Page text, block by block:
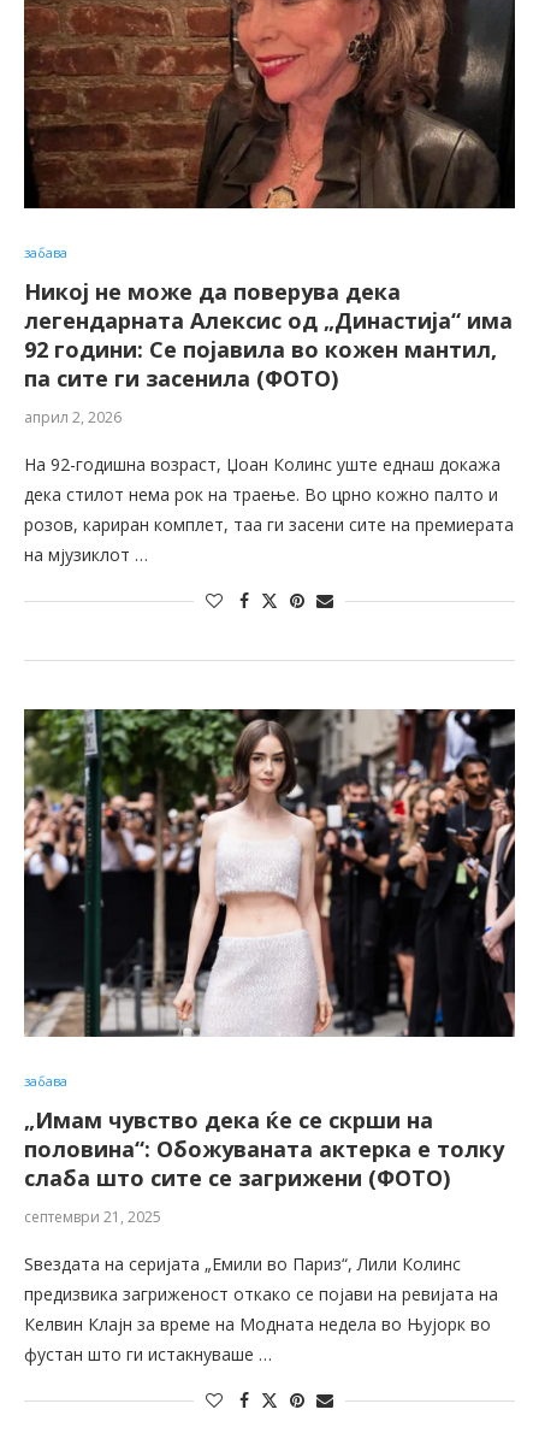
забава
Никој не може да поверува дека
легендарната Алексис од „Династија“ има
92 години: Се појавила во кожен мантил,
па сите ги засенила (ФОТО)
април 2, 2026
На 92-годишна возраст, Џоан Колинс уште еднаш докажа
дека стилот нема рок на траење. Во црно кожно палто и
розов, кариран комплет, таа ги засени сите на премиерата
на мјузиклот …
забава
„Имам чувство дека ќе се скрши на
половина“: Обожуваната актерка е толку
слаба што сите се загрижени (ФОТО)
септември 21, 2025
Ѕвездата на серијата „Емили во Париз“, Лили Колинс
предизвика загриженост откако се појави на ревијата на
Келвин Клајн за време на Модната недела во Њујорк во
фустан што ги истакнуваше …